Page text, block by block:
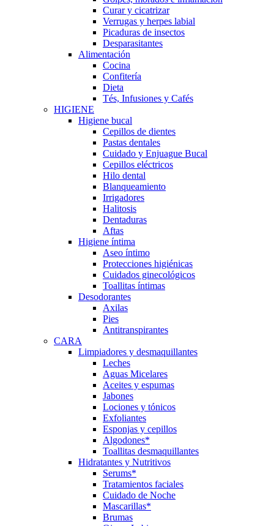
Curar y cicatrizar
Verrugas y herpes labial
Picaduras de insectos
Desparasitantes
Alimentación
Cocina
Confitería
Dieta
Tés, Infusiones y Cafés
HIGIENE
Higiene bucal
Cepillos de dientes
Pastas dentales
Cuidado y Enjuague Bucal
Cepillos eléctricos
Hilo dental
Blanqueamiento
Irrigadores
Halitosis
Dentaduras
Aftas
Higiene íntima
Aseo íntimo
Protecciones higiénicas
Cuidados ginecológicos
Toallitas íntimas
Desodorantes
Axilas
Pies
Antitranspirantes
CARA
Limpiadores y desmaquillantes
Leches
Aguas Micelares
Aceites y espumas
Jabones
Lociones y tónicos
Exfoliantes
Esponjas y cepillos
Algodones*
Toallitas desmaquillantes
Hidratantes y Nutritivos
Serums*
Tratamientos faciales
Cuidado de Noche
Mascarillas*
Brumas